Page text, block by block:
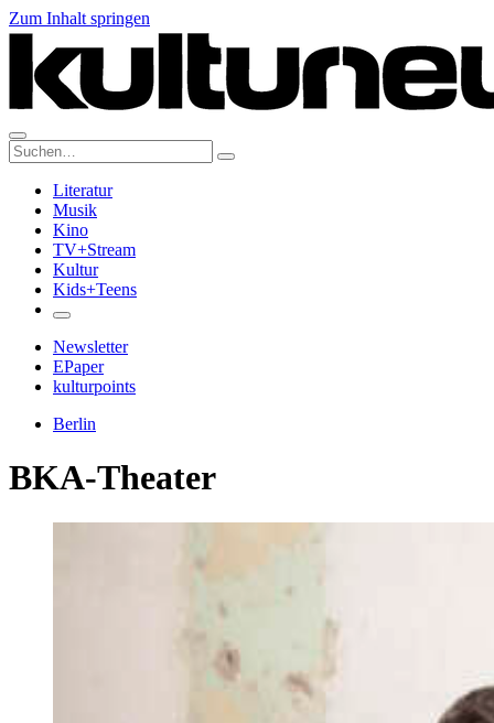
Zum Inhalt springen
Suche:
Literatur
Musik
Kino
TV+Stream
Kultur
Kids+Teens
Newsletter
EPaper
kulturpoints
Berlin
BKA-Theater